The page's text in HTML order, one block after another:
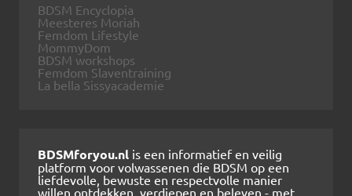
BDSM Encyclopia
Meesteres Moriah
Femdom Lifestyle
MommyDom
BDSM workshops
Femdom Slaventraining
La bella Sissyacademie
BDSMforyou.nl is een informatief en veilig
platform voor volwassenen die BDSM op een
liefdevolle, bewuste en respectvolle manier
willen ontdekken, verdiepen en beleven - met